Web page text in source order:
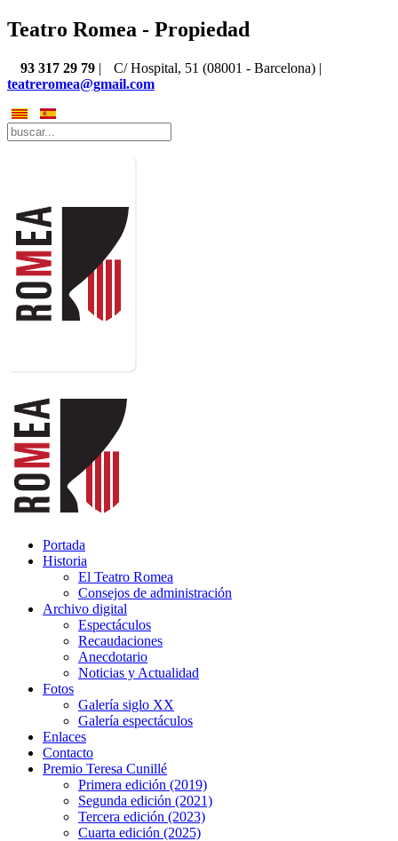
Teatro Romea - Propiedad
93 317 29 79 |
C/ Hospital, 51 (08001 - Barcelona) |
teatreromea@gmail.com
Portada
Historia
El Teatro Romea
Consejos de administración
Archivo digital
Espectáculos
Recaudaciones
Anecdotario
Noticias y Actualidad
Fotos
Galería siglo XX
Galería espectáculos
Enlaces
Contacto
Premio Teresa Cunillé
Primera edición (2019)
Segunda edición (2021)
Tercera edición (2023)
Cuarta edición (2025)